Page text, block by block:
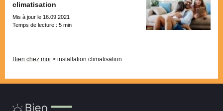
climatisation
Mis à jour le 16.09.2021
Temps de lecture : 5 min
Bien chez moi > installation climatisation
Bien